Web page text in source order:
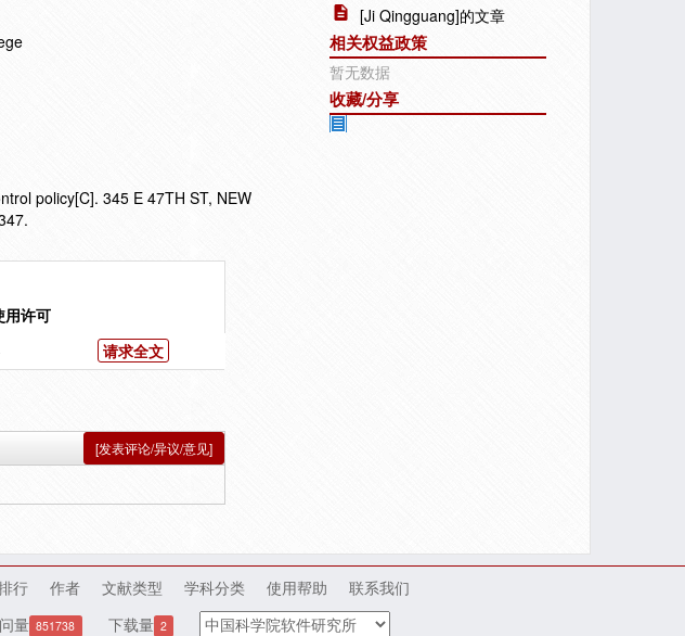
policy[C]. 345 E 47TH ST, NEW
用许可
请求全文
[Ji Qingguang]的文章
相关权益政策
暂无数据
收藏/分享
[发表评论/异议/意见]
行 作者 文献类型 学科分类 使用帮助
联系我们
量 851738 下载量 2